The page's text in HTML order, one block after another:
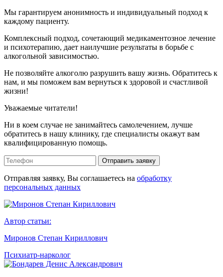
Мы гарантируем анонимность и индивидуальный подход к
каждому пациенту.
Комплексный подход, сочетающий медикаментозное лечение
и психотерапию, дает наилучшие результаты в борьбе с
алкогольной зависимостью.
Не позволяйте алкоголю разрушить вашу жизнь. Обратитесь к
нам, и мы поможем вам вернуться к здоровой и счастливой
жизни!
Уважаемые читатели!
Ни в коем случае не занимайтесь самолечением, лучше
обратитесь в нашу клинику, где специалисты окажут вам
квалифицированную помощь.
Отправить заявку
Отправляя заявку, Вы соглашаетесь на обработку
персональных данных
Автор статьи:
Миронов Степан Кириллович
Психиатр-нарколог